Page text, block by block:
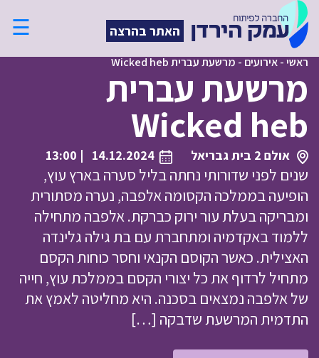
האתר בהרצה ☰
ראשי-אירועים - מרשעת עברית Wicked heb
מרשעת עברית
Wicked heb
אולם 2 בית גבריאל 14.12.2024
| 13:00
שנים לפני שדורותי נחתה בליל סערה בארץ עוץ,
הופיעה בממלכה הקסומה אלפבה, נערה מסתורית
ומבריקה בעלת עור ירוק כברקת. אלפבה מתחילה
ללמוד באקדמיה ומתחברת עם בת גילה גלינדה
האצילית. כאשר הקוסם הקנאי וחסר כוחות הקסם
מתחיל לרדוף את כל יצורי הקסם בממלכת עוץ, חייה
של אלפבה נמצאים בסכנה. היא מחליטה לאמץ את
התדמית המרשעת שדבקה […]